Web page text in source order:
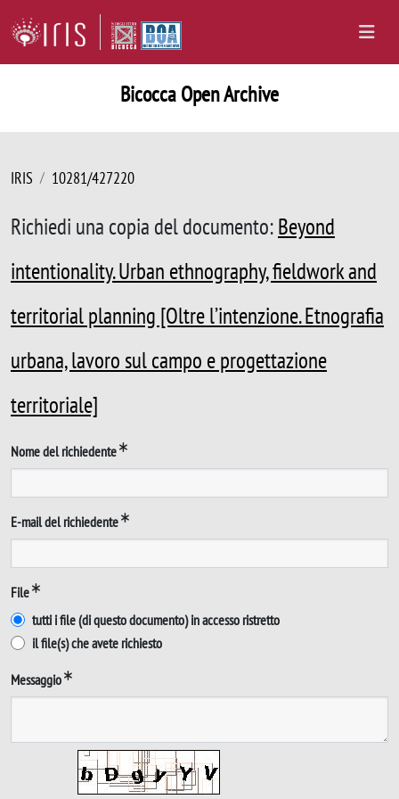
Bicocca Open Archive
IRIS 10281/427220
Richiedi una copia del documento:Beyond
intentionality. Urban ethnography, fieldwork and
territorial planning [Oltre l’intenzione. Etnografia
urbana, lavoro sul campo e progettazione
territoriale]
Nome del richiedente
E-mail del richiedente
File
tutti i file (di questo documento) in accesso ristretto
il file(s) che avete richiesto
Messaggio